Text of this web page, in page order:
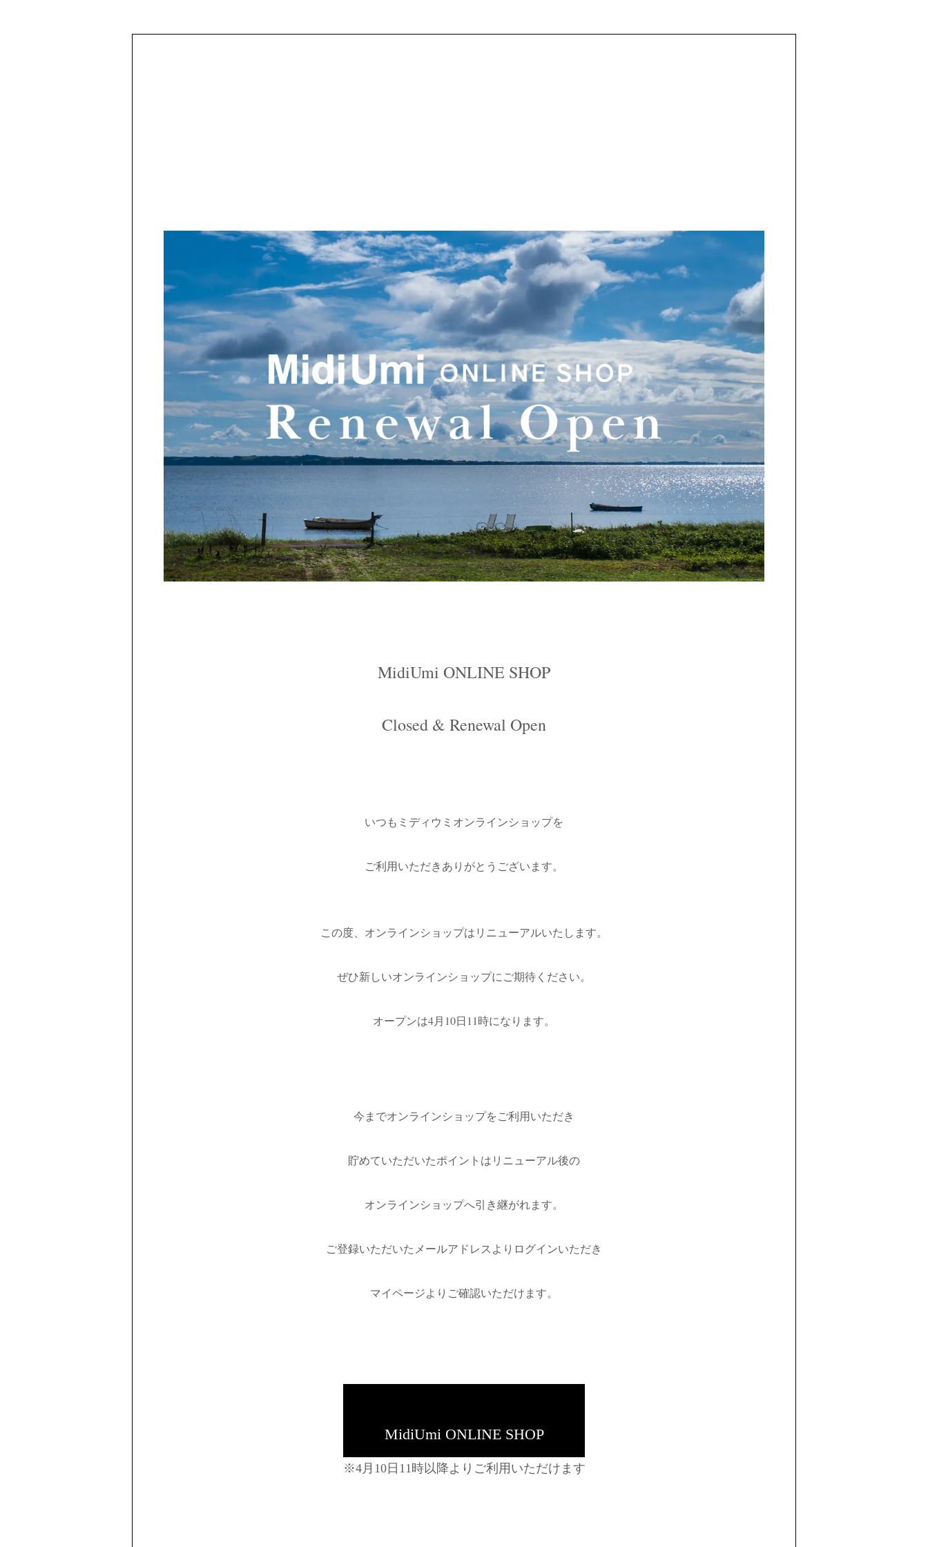
MidiUmi ONLINE SHOP
Closed & Renewal Open
いつもミディウミオンラインショップを
ご利用いただきありがとうございます。
この度、オンラインショップはリニューアルいたします。
ぜひ新しいオンラインショップにご期待ください。
オープンは4月10日11時になります。
今までオンラインショップをご利用いただき
貯めていただいたポイントはリニューアル後の
オンラインショップへ引き継がれます。
ご登録いただいたメールアドレスよりログインいただき
マイページよりご確認いただけます。
MidiUmi ONLINE SHOP
※4月10日11時以降よりご利用いただけます